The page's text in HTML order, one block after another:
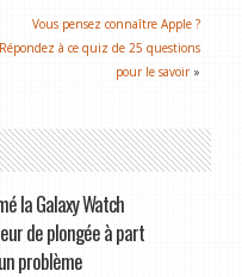
Vous pensez connaître Apple ?
Répondez à ce quiz de 25 questions
pour le savoir »
la Galaxy Watch
de plongée à part
problème